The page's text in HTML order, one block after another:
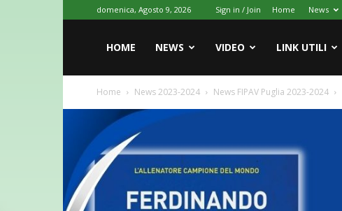
domenica, Agosto 9, 2026 Sign in / Join Home News
HOME NEWS VIDEO LINK UTILI
Home News 2023-2024 News FIPAV Puglia 2023-2024